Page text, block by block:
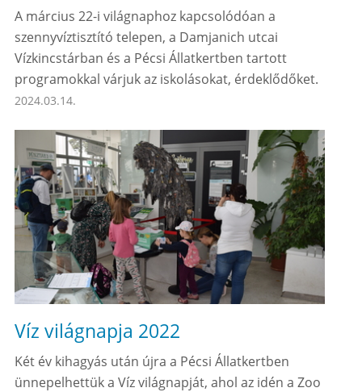
A március 22-i világnaphoz kapcsolódóan a
szennyvíztisztító telepen, a Damjanich utcai
Vízkincstárban és a Pécsi Állatkertben tartott
programokkal várjuk az iskolásokat, érdeklődőket.
2024.03.14.
Víz világnapja 2022
Két év kihagyás után újra a Pécsi Állatkertben
ünnepelhettük a Víz világnapját, ahol az idén a Zoo